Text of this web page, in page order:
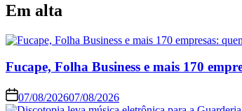
Em alta
Fucape, Folha Business e mais 170
07/08/202607/08/2026